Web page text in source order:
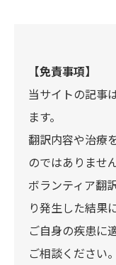
【免責事項】
当サイトの記事
ます。
翻訳内容や治療
のではありません
ボランティア翻
り発生した結果
ご自身の疾患に
ご相談ください。